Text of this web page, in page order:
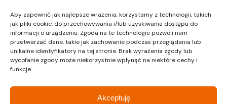
Aby zapewnić jak najlepsze wrażenia, korzystamy z technologii, takich
jak pliki cookie, do przechowywania i/lub uzyskiwania dostępu do
informacji o urządzeniu. Zgoda na te technologie pozwoli nam
przetwarzać dane, takie jak zachowanie podczas przeglądania lub
unikalne identyfikatory na tej stronie. Brak wyrażenia zgody lub
wycofanie zgody może niekorzystnie wpłynąć na niektóre cechy i
funkcje.
Akceptuję
Design by CTL MEDIA | Strona www: Proformat